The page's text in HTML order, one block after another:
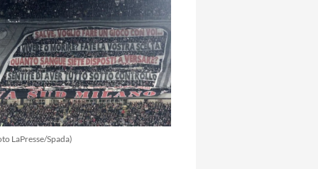
LaPresse/Spada)